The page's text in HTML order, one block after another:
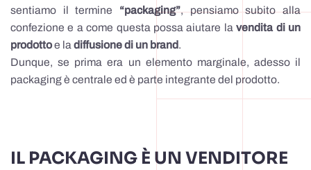
sentiamo il termine “packaging”, pensiamo subito alla
confezione e a come questa possa aiutare lavendita di un
prodottoe la diffusione di un brand.
Dunque, se prima era un elemento marginale, adesso il
packaging è centrale ed è parte integrante del prodotto.
IL PACKAGING È UN VENDITORE